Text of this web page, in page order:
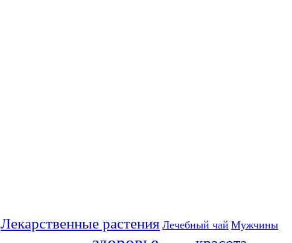
Лекарственные растения Лечебный чай Мужчины